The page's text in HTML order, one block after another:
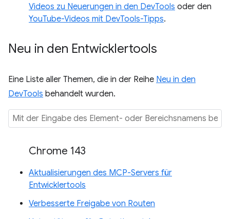
Videos zu Neuerungen in den DevTools oder den
YouTube-Videos mit DevTools-Tipps.
Neu in den Entwicklertools
Eine Liste aller Themen, die in der Reihe Neu in den
DevTools behandelt wurden.
Chrome 143
Aktualisierungen des MCP-Servers für
Entwicklertools
Verbesserte Freigabe von Routen